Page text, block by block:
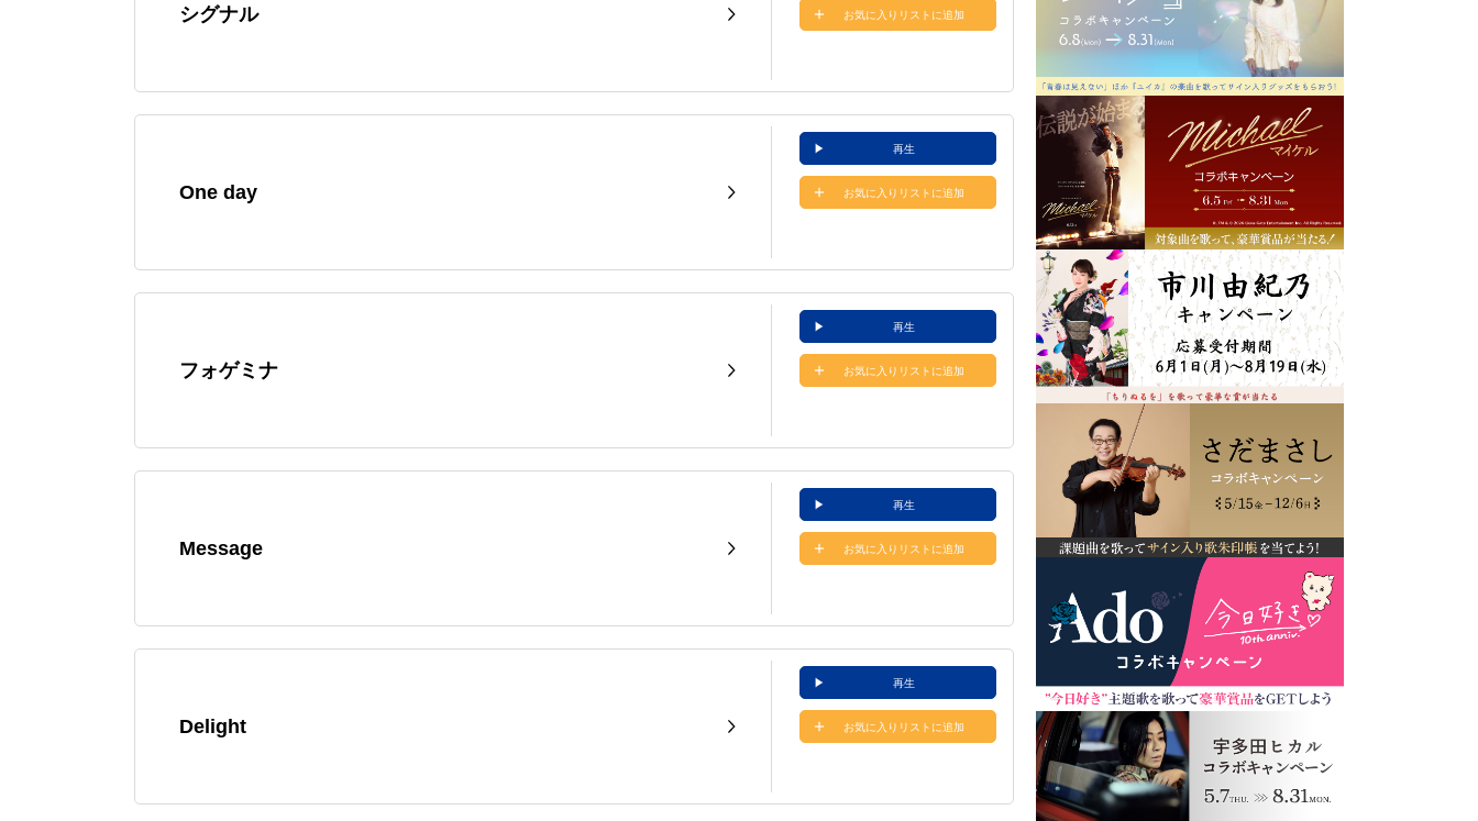
シグナル お気に入りリストに追加
One day
再生
お気に入りリストに追加
フォゲミナ
再生
お気に入りリストに追加
Message
再生
お気に入りリストに追加
Delight
再生
お気に入りリストに追加